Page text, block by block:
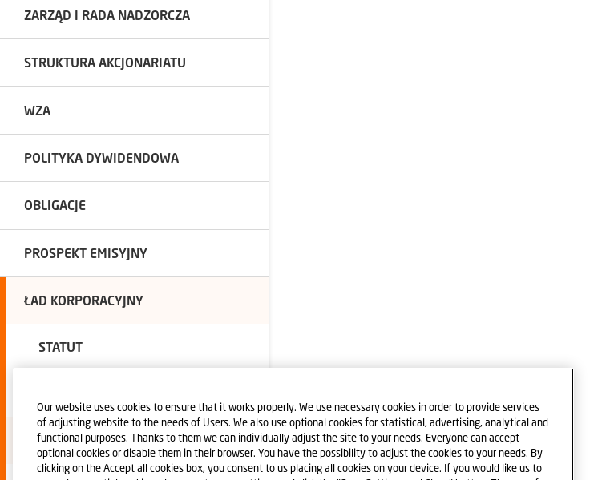
ZARZĄD I RADA NADZORCZA
STRUKTURA AKCJONARIATU
WZA
POLITYKA DYWIDENDOWA
OBLIGACJE
PROSPEKT EMISYJNY
ŁAD KORPORACYJNY
STATUT
BIEGŁY REWIDENT
Our website uses cookies to ensure that it works properly. We use necessary cookies in order to provide services
of adjusting website to the needs of Users. We also use optional cookies for statistical, advertising, analytical and
functional purposes. Thanks to them we can individually adjust the site to your needs. Everyone can accept
optional cookies or disable them in their browser. You have the possibility to adjust the cookies to your needs. By
clicking on the Accept all cookies box, you consent to us placing all cookies on your device. If you would like us to